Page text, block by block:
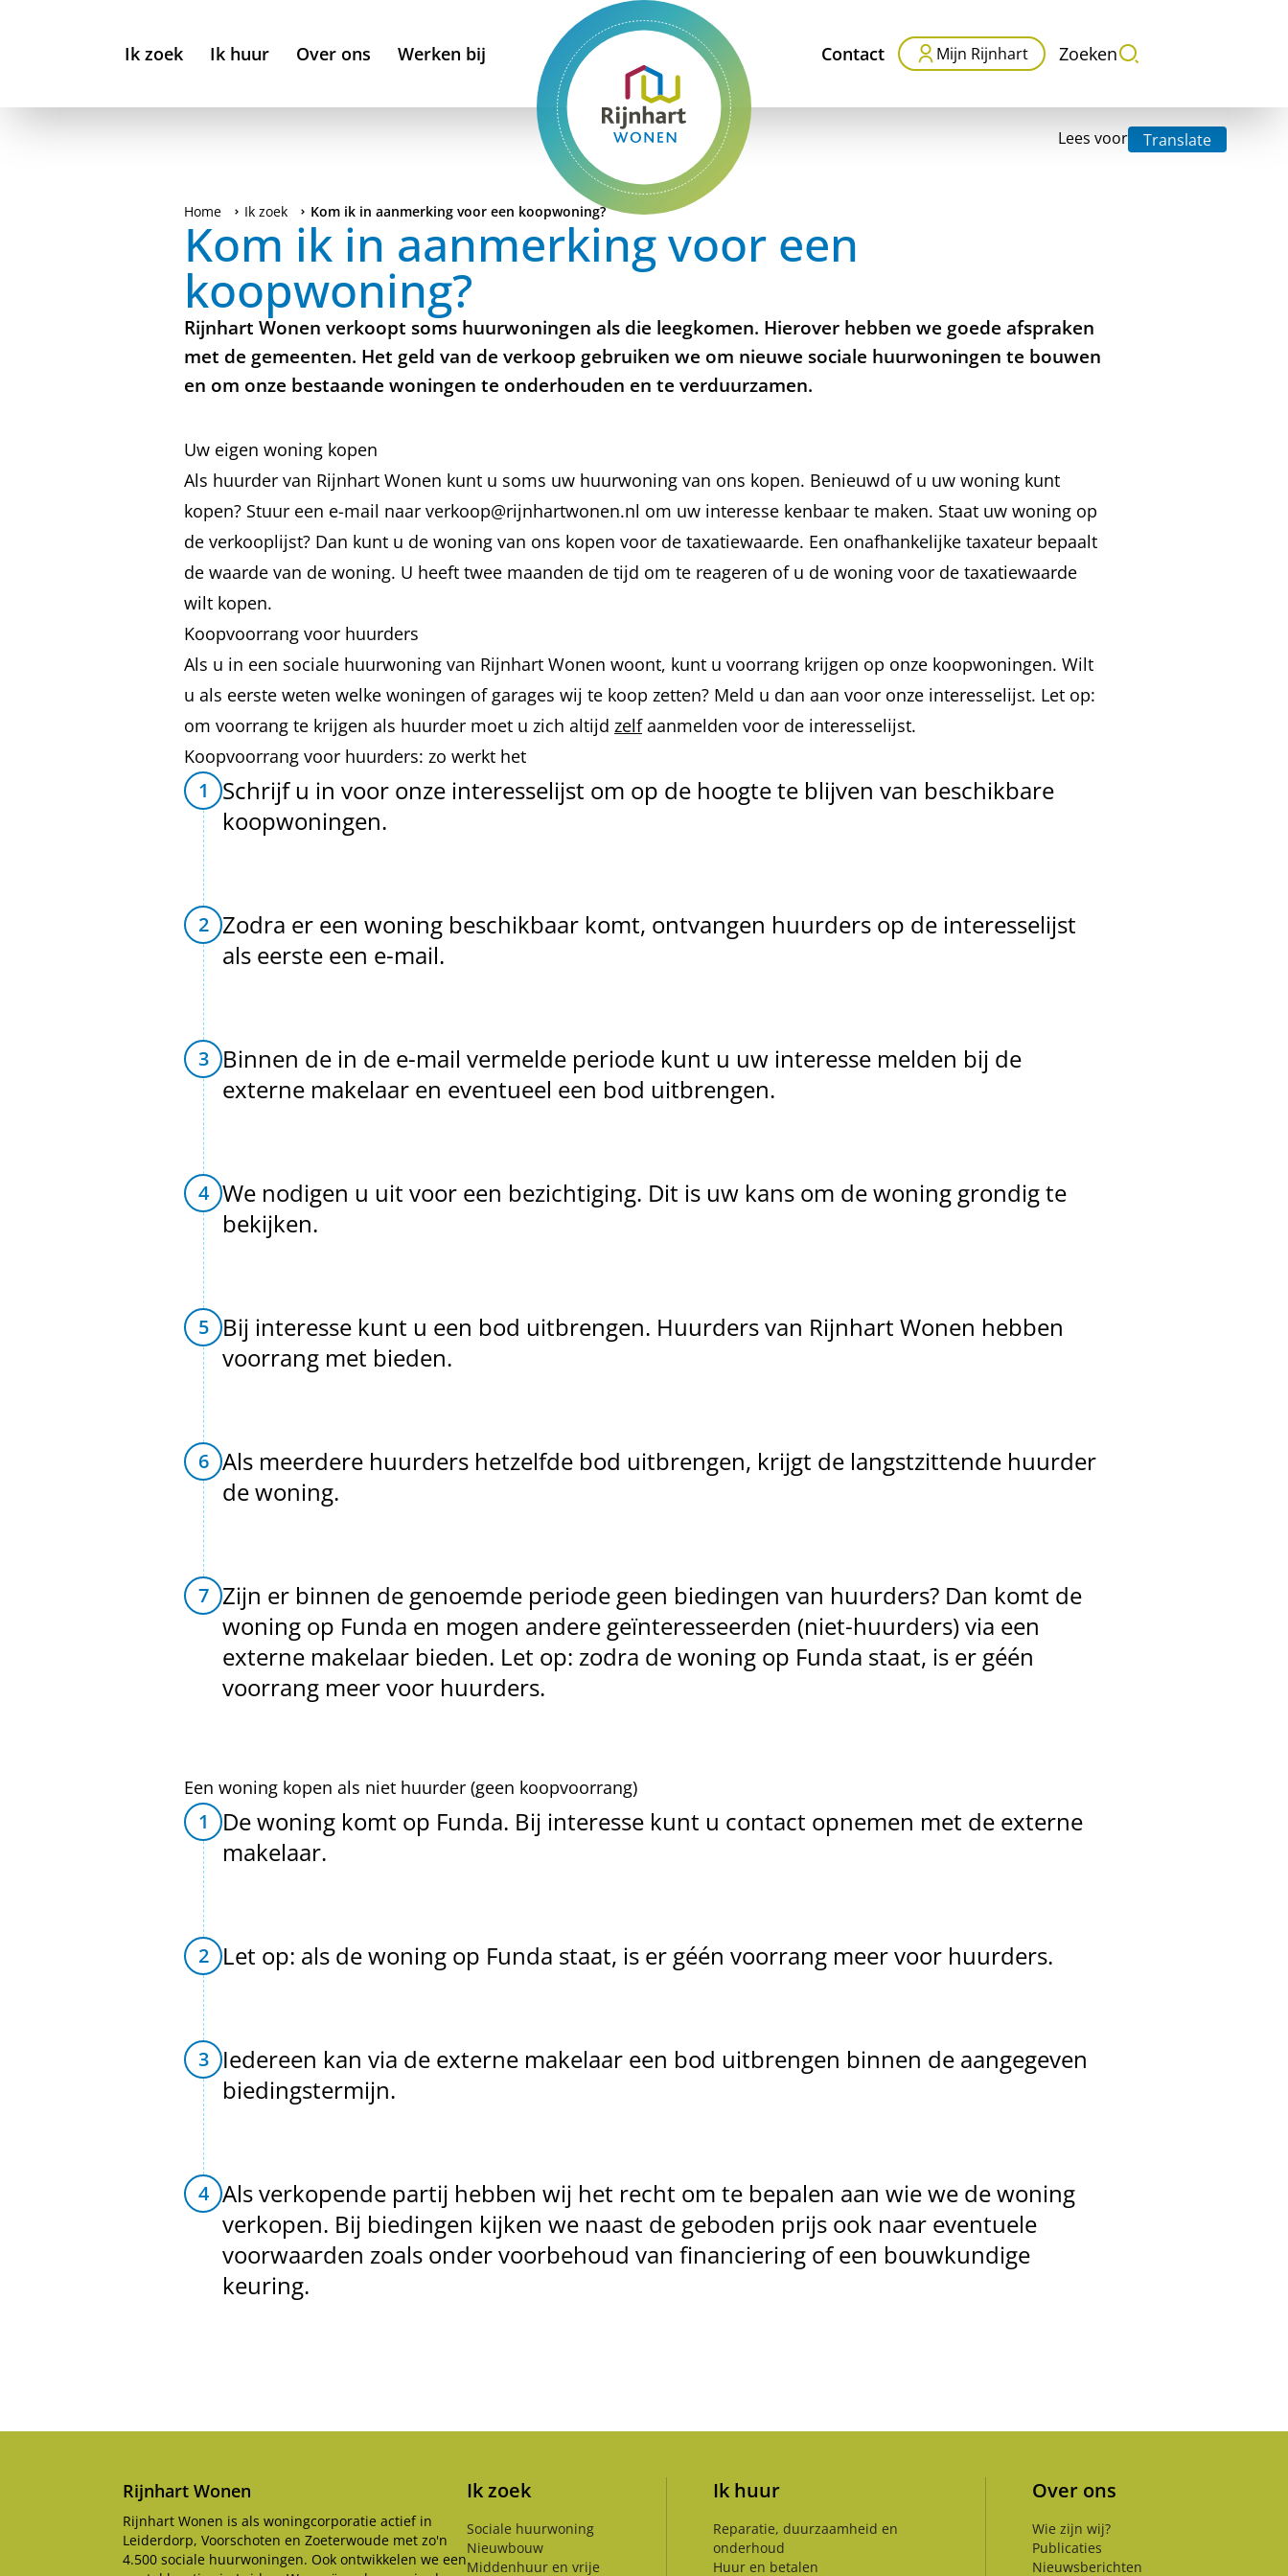
Ik zoek Ik huur Over ons Werken bij Contact Mijn Rijnhart Zoeken
Lees voor Translate
Home Ik zoek Kom ik in aanmerking voor een koopwoning?
Kom ik in aanmerking voor een
koopwoning?
Rijnhart Wonen verkoopt soms huurwoningen als die leegkomen. Hierover hebben we goede afspraken
met de gemeenten. Het geld van de verkoop gebruiken we om nieuwe sociale huurwoningen te bouwen
en om onze bestaande woningen te onderhouden en te verduurzamen.
Uw eigen woning kopen
Als huurder van Rijnhart Wonen kunt u soms uw huurwoning van ons kopen. Benieuwd of u uw woning kunt
kopen? Stuur een e-mail naar verkoop@rijnhartwonen.nl om uw interesse kenbaar te maken. Staat uw woning op
de verkooplijst? Dan kunt u de woning van ons kopen voor de taxatiewaarde. Een onafhankelijke taxateur bepaalt
de waarde van de woning. U heeft twee maanden de tijd om te reageren of u de woning voor de taxatiewaarde
wilt kopen.
Koopvoorrang voor huurders
Als u in een sociale huurwoning van Rijnhart Wonen woont, kunt u voorrang krijgen op onze koopwoningen. Wilt
u als eerste weten welke woningen of garages wij te koop zetten? Meld u dan aan voor onze interesselijst. Let op:
om voorrang te krijgen als huurder moet u zich altijd zelfaanmelden voor de interesselijst.
Koopvoorrang voor huurders: zo werkt het
1
Schrijf u in voor onze interesselijst om op de hoogte te blijven van beschikbare
koopwoningen.
2 Zodra er een woning beschikbaar komt, ontvangen huurders op de interesselijst
als eerste een e-mail.
3
Binnen de in de e-mail vermelde periode kunt u uw interesse melden bij de
externe makelaar en eventueel een bod uitbrengen.
4 We nodigen u uit voor een bezichtiging. Dit is uw kans om de woning grondig te
bekijken.
5
Bij interesse kunt u een bod uitbrengen. Huurders van Rijnhart Wonen hebben
voorrang met bieden.
6 Als meerdere huurders hetzelfde bod uitbrengen, krijgt de langstzittende huurder
de woning.
7 Zijn er binnen de genoemde periode geen biedingen van huurders? Dan komt de
woning op Funda en mogen andere geïnteresseerden (niet-huurders) via een
externe makelaar bieden. Let op: zodra de woning op Funda staat, is er géén
voorrang meer voor huurders.
Een woning kopen als niet huurder (geen koopvoorrang)
1
De woning komt op Funda. Bij interesse kunt u contact opnemen met de externe
makelaar.
2 Let op: als de woning op Funda staat, is er géén voorrang meer voor huurders.
3
Iedereen kan via de externe makelaar een bod uitbrengen binnen de aangegeven
biedingstermijn.
4 Als verkopende partij hebben wij het recht om te bepalen aan wie we de woning
verkopen. Bij biedingen kijken we naast de geboden prijs ook naar eventuele
voorwaarden zoals onder voorbehoud van financiering of een bouwkundige
keuring.
Rijnhart Wonen
Rijnhart Wonen is als woningcorporatie actief in
Leiderdorp, Voorschoten en Zoeterwoude met zo'n
4.500 sociale huurwoningen. Ook ontwikkelen we een
Ik zoek
Sociale huurwoning
Nieuwbouw
Middenhuur en vrije
Ik huur
Reparatie, duurzaamheid en
onderhoud
Huur en betalen
Over ons
Wie zijn wij?
Publicaties
Nieuwsberichten